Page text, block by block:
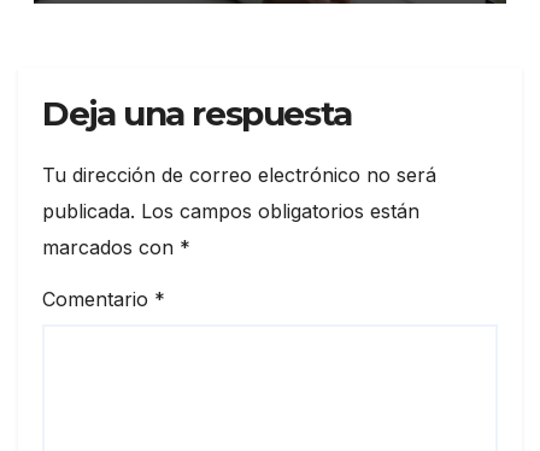
Deja una respuesta
Tu dirección de correo electrónico no será
publicada. Los campos obligatorios están
marcados con *
Comentario *